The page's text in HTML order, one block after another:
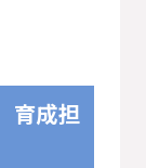
育成担